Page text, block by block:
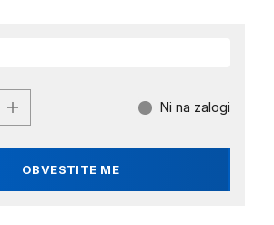
OBVESTITE ME
Ni na zalogi